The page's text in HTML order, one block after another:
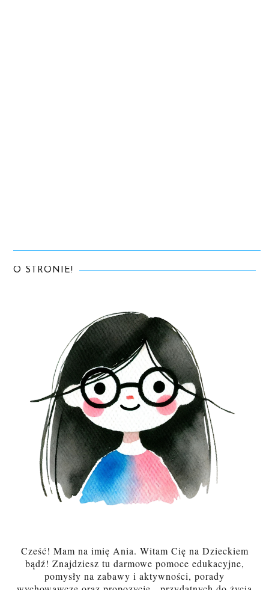
O STRONIE!
Cześć! Mam na imię Ania. Witam Cię na Dzieckiem
bądź! Znajdziesz tu darmowe pomoce edukacyjne,
pomysły na zabawy i aktywności, porady